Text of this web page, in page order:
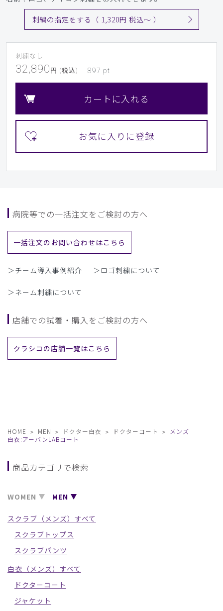
刺繍の指定をする（ 1,320円 税込〜 ）
刺繍なし
32,890 円 (税込) 897 pt
カートに入れる
病院等での一括注文をご検討の方へ
一括注文のお問い合わせはこちら
＞チーム導入事例紹介 ＞ロゴ刺繍について
＞ネーム刺繍について
店舗での試着・購入をご検討の方へ
クラシコの店舗一覧はこちら
HOME MEN ドクター白衣 ドクターコート
メンズ
白衣:アーバンLABコート
商品カテゴリで検索
WOMEN MEN
スクラブ（メンズ）すべて
スクラブトップス
スクラブパンツ
白衣（メンズ）すべて
ドクターコート
ジャケット